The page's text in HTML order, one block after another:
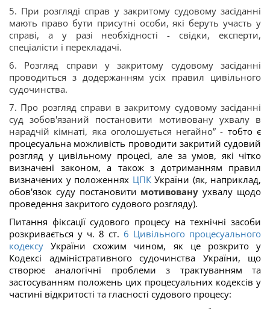
5. При розгляді справ у закритому судовому засіданні
мають право бути присутні особи, які беруть участь у
справі, а у разі необхідності - свідки, експерти,
спеціалісти і перекладачі.
6. Розгляд справи у закритому судовому засіданні
проводиться з додержанням усіх правил цивільного
судочинства.
7. Про розгляд справи в закритому судовому засіданні
суд зобов'язаний постановити мотивовану ухвалу в
нарадчій кімнаті, яка оголошується негайно” - тобто є
процесуальна можливість проводити закритий судовий
розгляд у цивільному процесі, але за умов, які чітко
визначені законом, а також з дотриманням правил
визначених у положеннях ЦПКУкраїни (як, наприклад,
обов'язок суду постановити мотивовану ухвалу щодо
проведення закритого судового розгляду).
Питання фіксації судового процесу на технічні засоби
розкривається у ч. 8 ст. 6 Цивільного процесуального
кодексу України схожим чином, як це розкрито у
Кодексі адміністративного судочинства України, що
створює аналогічні проблеми з трактуванням та
застосуванням положень цих процесуальних кодексів у
частині відкритості та гласності судового процесу: